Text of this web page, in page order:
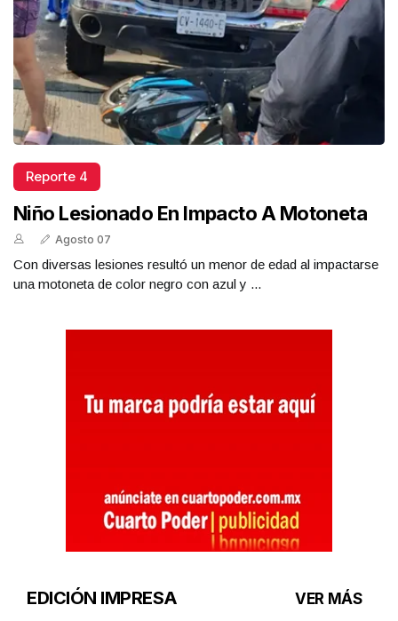
Reporte 4
Niño Lesionado En Impacto A Motoneta
Agosto 07
Con diversas lesiones resultó un menor de edad al impactarse
una motoneta de color negro con azul y ...
EDICIÓN IMPRESA VER MÁS